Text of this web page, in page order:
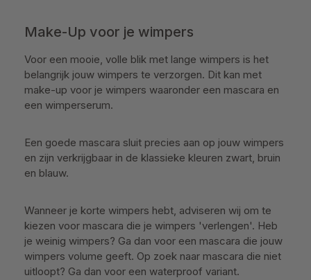
Make-Up voor je wimpers
Voor een mooie, volle blik met lange wimpers is het
belangrijk jouw wimpers te verzorgen. Dit kan met
make-up voor je wimpers waaronder een mascara en
een wimperserum.
Een goede mascara sluit precies aan op jouw wimpers
en zijn verkrijgbaar in de klassieke kleuren zwart, bruin
en blauw.
Wanneer je korte wimpers hebt, adviseren wij om te
kiezen voor mascara die je wimpers 'verlengen'. Heb
je weinig wimpers? Ga dan voor een mascara die jouw
wimpers volume geeft. Op zoek naar mascara die niet
uitloopt? Ga dan voor een waterproof variant.